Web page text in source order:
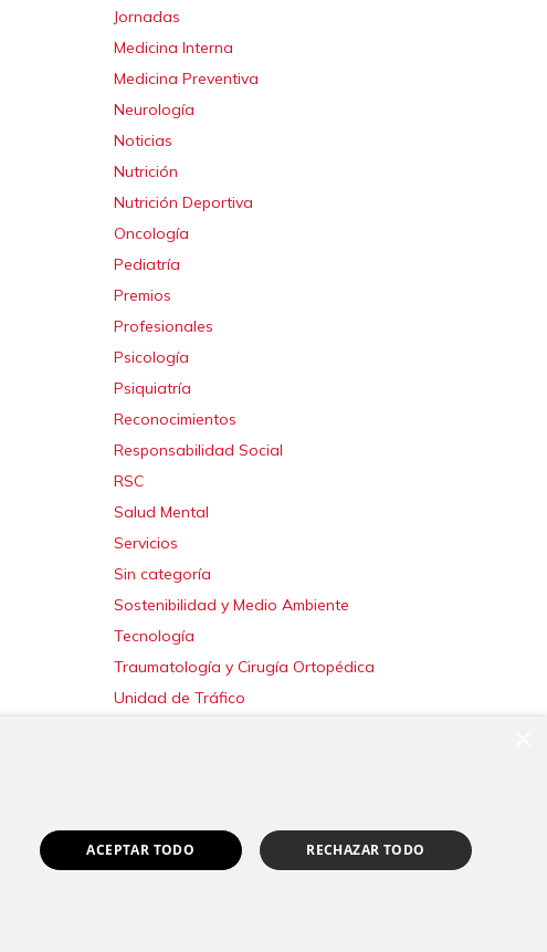
Jornadas
Medicina Interna
Medicina Preventiva
Neurología
Noticias
Nutrición
Nutrición Deportiva
Oncología
Pediatría
Premios
Profesionales
Psicología
Psiquiatría
Reconocimientos
Responsabilidad Social
RSC
Salud Mental
Servicios
Sin categoría
Sostenibilidad y Medio Ambiente
Tecnología
Traumatología y Cirugía Ortopédica
Unidad de Tráfico
ACEPTAR TODO RECHAZAR TODO